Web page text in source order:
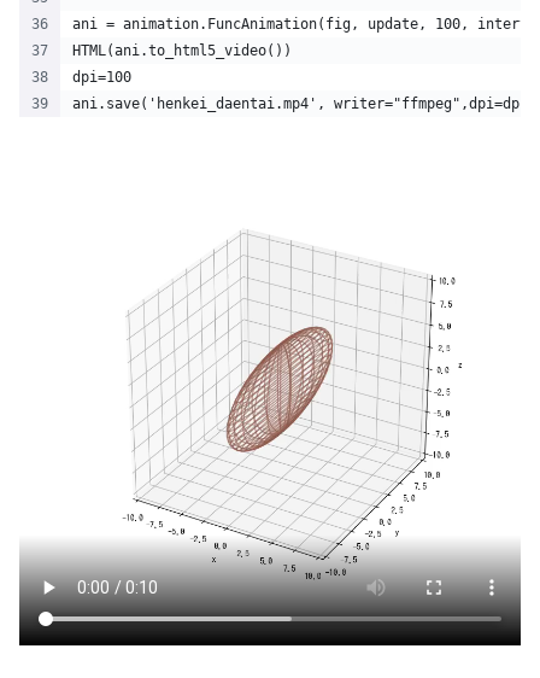
ani = animation.FuncAnimation(fig, update, 100,
HTML(ani.to_html5_video())
dpi=100
ani.save('henkei_daentai.mp4', writer="ffmpeg",dpi=dpi)